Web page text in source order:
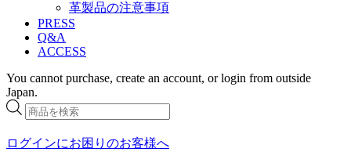
革製品の注意事項
PRESS
Q&A
ACCESS
You cannot purchase, create an account, or login from outside
Japan.
商
品
検
ログインにお困りのお客様へ